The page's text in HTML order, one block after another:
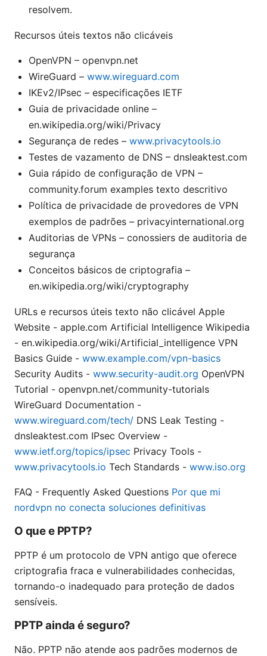
resolvem.
Recursos úteis textos não clicáveis
OpenVPN – openvpn.net
WireGuard – www.wireguard.com
IKEv2/IPsec – especificações IETF
Guia de privacidade online –
en.wikipedia.org/wiki/Privacy
Segurança de redes – www.privacytools.io
Testes de vazamento de DNS – dnsleaktest.com
Guia rápido de configuração de VPN –
community.forum examples texto descritivo
Política de privacidade de provedores de VPN
exemplos de padrões – privacyinternational.org
Auditorias de VPNs – conossiers de auditoria de
segurança
Conceitos básicos de criptografia –
en.wikipedia.org/wiki/cryptography
URLs e recursos úteis texto não clicável Apple
Website - apple.com Artificial Intelligence Wikipedia
- en.wikipedia.org/wiki/Artificial_intelligence VPN
Basics Guide - www.example.com/vpn-basics
Security Audits - www.security-audit.org OpenVPN
Tutorial - openvpn.net/community-tutorials
WireGuard Documentation -
www.wireguard.com/tech/ DNS Leak Testing -
dnsleaktest.com IPsec Overview -
www.ietf.org/topics/ipsec Privacy Tools -
www.privacytools.io Tech Standards - www.iso.org
FAQ - Frequently Asked Questions Por que mi
nordvpn no conecta soluciones definitivas
O que e PPTP?
PPTP é um protocolo de VPN antigo que oferece
criptografia fraca e vulnerabilidades conhecidas,
tornando-o inadequado para proteção de dados
sensíveis.
PPTP ainda é seguro?
Não. PPTP não atende aos padrões modernos de